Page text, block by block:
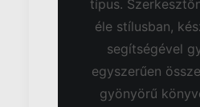
típus.
éle stílusban,
segítségével
egyszerűen
gyönyörű